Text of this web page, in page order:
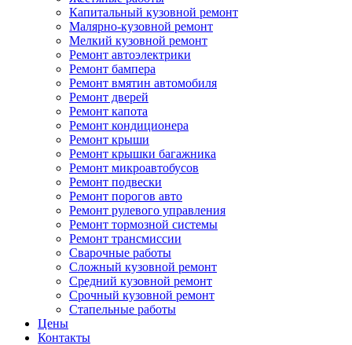
Капитальный кузовной ремонт
Малярно-кузовной ремонт
Мелкий кузовной ремонт
Ремонт автоэлектрики
Ремонт бампера
Ремонт вмятин автомобиля
Ремонт дверей
Ремонт капота
Ремонт кондиционера
Ремонт крыши
Ремонт крышки багажника
Ремонт микроавтобусов
Ремонт подвески
Ремонт порогов авто
Ремонт рулевого управления
Ремонт тормозной системы
Ремонт трансмиссии
Сварочные работы
Сложный кузовной ремонт
Средний кузовной ремонт
Срочный кузовной ремонт
Стапельные работы
Цены
Контакты